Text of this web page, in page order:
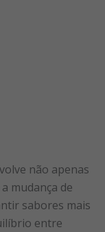
não apenas
mudança de
sabores mais
entre